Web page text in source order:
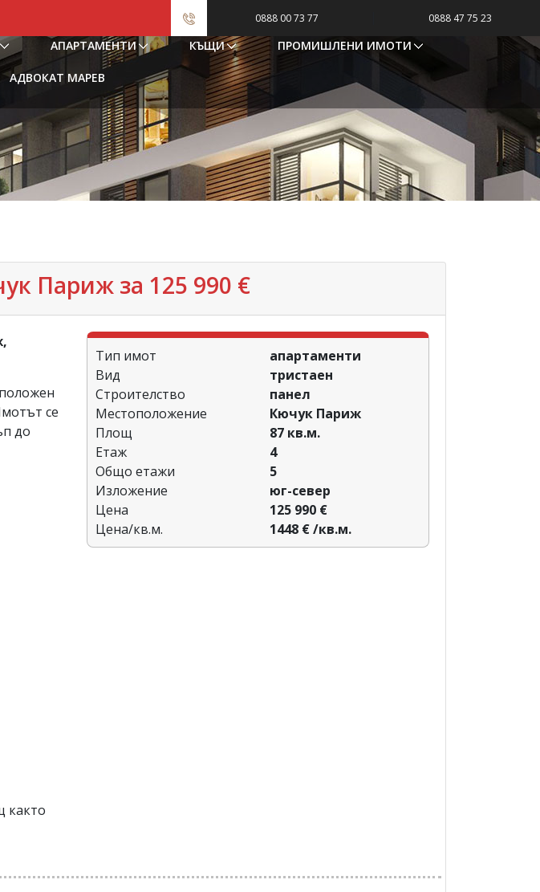
0888 00 73 77 0888 47 75 23
АПАРТАМЕНТИ КЪЩИ ПРОМИШЛЕНИ ИМОТИ
АДВОКАТ МАРЕВ
Париж за 125 990 €
се
до
както
Тип имот
апартаменти
Вид
тристаен
Строителство
панел
Местоположение
Кючук Париж
Площ
87 кв.м.
Етаж
4
Общо етажи
5
Изложение
юг-север
Цена
125 990 €
Цена/кв.м.
1448 € /кв.м.